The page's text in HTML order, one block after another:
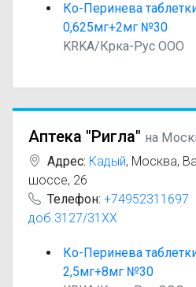
Ко-Перинева
0,625мг+2мг №30
KRKA/Крка-Рус ООО
Аптека "Ригла" на
Адрес: Кадый, Москва,
шоссе, 26
Телефон: +74952311697
доб.3127/31XX
Ко-Перинева
2,5мг+8мг №30